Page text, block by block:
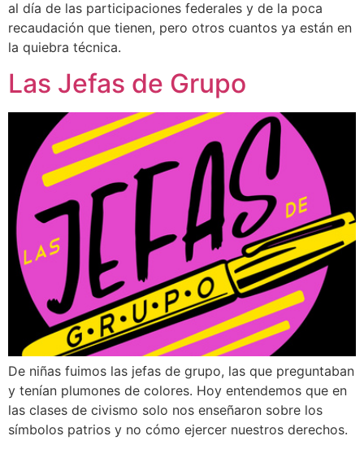
al día de las participaciones federales y de la poca
recaudación que tienen, pero otros cuantos ya están en
la quiebra técnica.
Las Jefas de Grupo
De niñas fuimos las jefas de grupo, las que preguntaban
y tenían plumones de colores. Hoy entendemos que en
las clases de civismo solo nos enseñaron sobre los
símbolos patrios y no cómo ejercer nuestros derechos.